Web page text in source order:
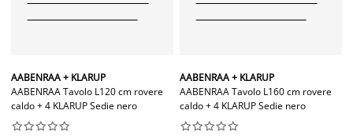
AABENRAA + KLARUP
AABENRAA Tavolo L120 cm rovere
caldo + 4 KLARUP Sedie nero






AABENRAA + KLARUP
AABENRAA Tavolo L160 cm rovere
caldo + 4 KLARUP Sedie nero





